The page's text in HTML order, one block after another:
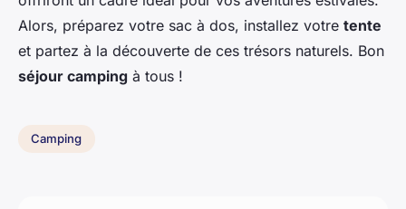
Alors, préparez votre sac à dos, installez votre tente
et partez à la découverte de ces trésors naturels. Bon
séjour camping à tous !
Camping